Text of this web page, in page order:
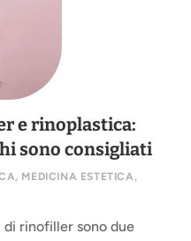
e rinoplastica:
sono consigliati
, MEDICINA ESTETICA ,
rinofiller sono due